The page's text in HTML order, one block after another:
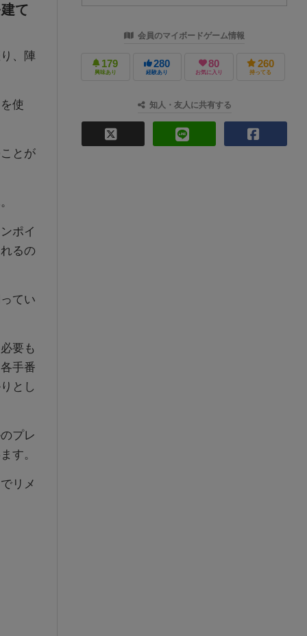
て
、陣
使
とが
ポイ
るの
てい
要も
手番
とし
プレ
す。
リメ
会員のマイボードゲーム情報
179
興味あり
280
経験あり
80
お気に入り
260
持ってる
知人・友人に共有する